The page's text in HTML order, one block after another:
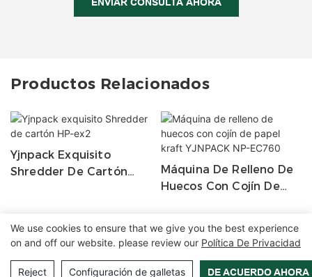
Productos Relacionados
Yjnpack Exquisito
Shredder De Cartón
Máquina De Relleno De
Huecos Con Cojín De
Copyright © 2026 Zhangzhou Air Power Packaging Equipment Co.,
Ltd. |
Mapa del sitio Política de privacidad
We use cookies to ensure that we give you the best experience
on and off our website. please review our Política De Privacidad
Reject Configuración de galletas DE ACUERDO AHORA